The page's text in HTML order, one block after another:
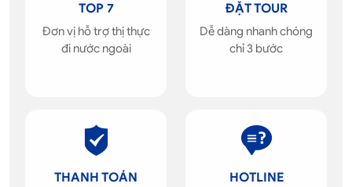
TOP 7
Đơn vị hỗ trợ thị thực
đi nước ngoài
ĐẶT TOUR
Dễ dàng nhanh chóng
chỉ 3 bước
THANH TOÁN HOTLINE